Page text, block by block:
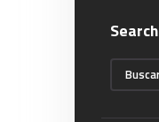
Search
Buscar: